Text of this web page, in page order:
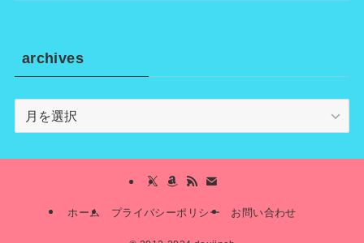
archives
archives
ホーム プライバシーポリシー お問い合わせ